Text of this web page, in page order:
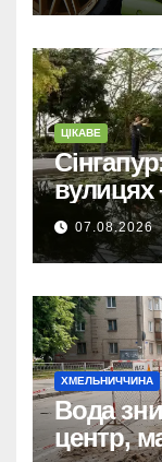
ЦІКАВЕ
вулицях
міста-
07.08.2026
ХМЕЛЬНИЧЧИНА
Вода
центр,